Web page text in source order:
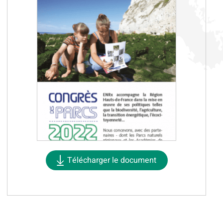
Télécharger le document